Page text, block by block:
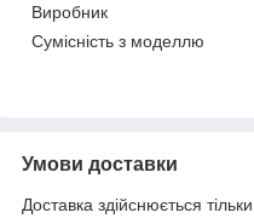
Виробник
Сумісність з моделлю
Умови доставки
Доставка здійснюється